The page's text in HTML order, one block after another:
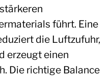
führt. Eine
die Luftzufuhr,
erzeugt einen
Die richtige Balance